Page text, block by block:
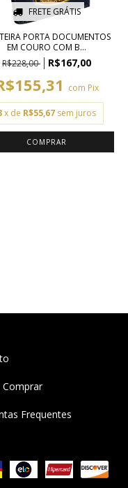
FRETE GRÁTIS
PORTA DOCUMENTOS
EM COURO COM B...
R$228,00
R$167,00
com Pix
x de R$55,67 sem juros
COMPRAR
Frequentes